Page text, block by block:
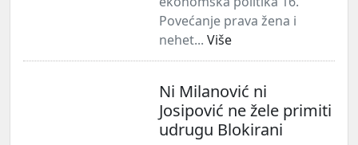
Povećanje prava žena i
nehet... Više
Ni Milanović ni
Josipović ne žele primiti
udrugu Blokirani